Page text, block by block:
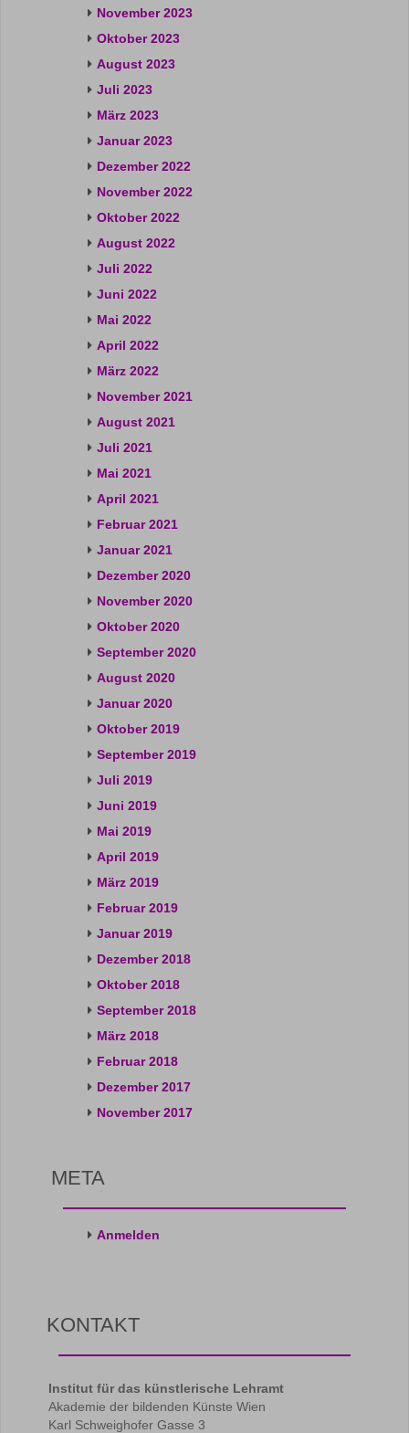
November 2023
Oktober 2023
August 2023
Juli 2023
März 2023
Januar 2023
Dezember 2022
November 2022
Oktober 2022
August 2022
Juli 2022
Juni 2022
Mai 2022
April 2022
März 2022
November 2021
August 2021
Juli 2021
Mai 2021
April 2021
Februar 2021
Januar 2021
Dezember 2020
November 2020
Oktober 2020
September 2020
August 2020
Januar 2020
Oktober 2019
September 2019
Juli 2019
Juni 2019
Mai 2019
April 2019
März 2019
Februar 2019
Januar 2019
Dezember 2018
Oktober 2018
September 2018
März 2018
Februar 2018
Dezember 2017
November 2017
META
Anmelden
KONTAKT
Institut für das künstlerische Lehramt
Akademie der bildenden Künste Wien
Karl Schweighofer Gasse 3